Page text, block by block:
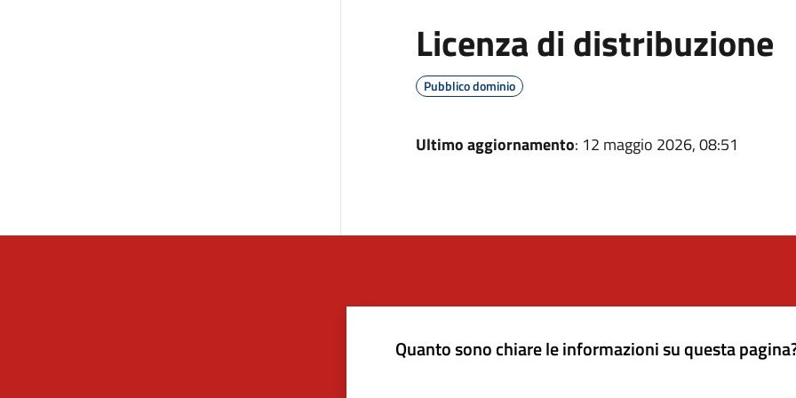
Licenza di distribuzione
Pubblico dominio
Ultimo aggiornamento: 12 maggio 2026, 08:51
Quanto sono chiare le informazioni su questa